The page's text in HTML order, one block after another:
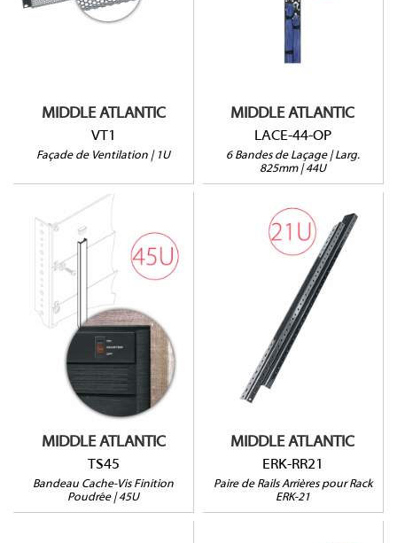
MIDDLE ATLANTIC
VT1
Façade de Ventilation | 1U
Ouverture à 64%
MIDDLE ATLANTIC
LACE-44-OP
6 Bandes de Laçage | Larg.
825mm | 44U
MIDDLE ATLANTIC
TS45
Bandeau Cache-Vis Finition
Poudrée | 45U
TS45
Finition Poudrée
Longueur : 2m (45U)
Largeur : 17mm
Vendu à l'unité
MIDDLE ATLANTIC
ERK-RR21
Paire de Rails Arrières pour Rack
ERK-21
ERK-RR21
Pour rack ERK-21
Vendu par paire